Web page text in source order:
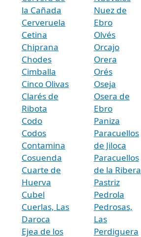
la Cañada
Cerveruela
Cetina
Chiprana
Chodes
Cimballa
Cinco Olivas
Clarés de
Ribota
Codo
Codos
Contamina
Cosuenda
Cuarte de
Huerva
Cubel
Cuerlas, Las
Daroca
Ejea de los
Nuez de
Ebro
Olvés
Orcajo
Orera
Orés
Oseja
Osera de
Ebro
Paniza
Paracuellos
de Jiloca
Paracuellos
de la Ribera
Pastriz
Pedrola
Pedrosas,
Las
Perdiguera